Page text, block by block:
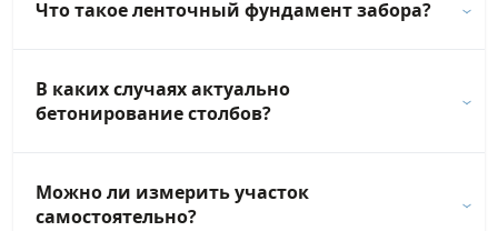
Что такое ленточный фундамент забора?
В каких случаях актуально
бетонирование столбов?
Можно ли измерить участок
самостоятельно?